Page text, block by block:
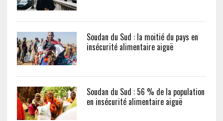
Soudan du Sud : la moitié du pays en
insécurité alimentaire aiguë
Soudan du Sud : 56 % de la population
en insécurité alimentaire aiguë